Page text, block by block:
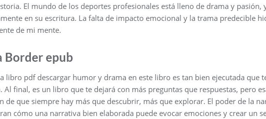
El mundo de los deportes profesionales está lleno de drama y pasión,
en su escritura. La falta de impacto emocional y la trama predecible
de mi mente.
Border epub
libro pdf descargar humor y drama en este libro es tan bien ejecutada que
Al final, es un libro que te dejará con más preguntas que respuestas, pero
de que siempre hay más que descubrir, más que explorar. El poder de la
cómo una narrativa bien elaborada puede evocar emociones y crear un